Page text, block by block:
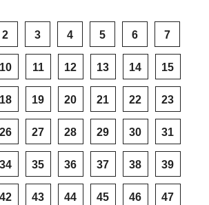
2 3 4 5 6 7
10 11 12 13 14 15
18 19 20 21 22 23
26 27 28 29 30 31
34 35 36 37 38 39
42 43 44 45 46 47